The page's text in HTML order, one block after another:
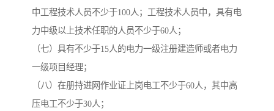
中工程技术人员不少于100人；工程技术人员中，具有电
力中级以上技术任职的人员不少于60人；
（七）具有不少于15人的电力一级注册建造师或者电力
一级项目经理；
（八）在册持进网作业证上岗电工不少于60人，其中高
压电工不少于30人；